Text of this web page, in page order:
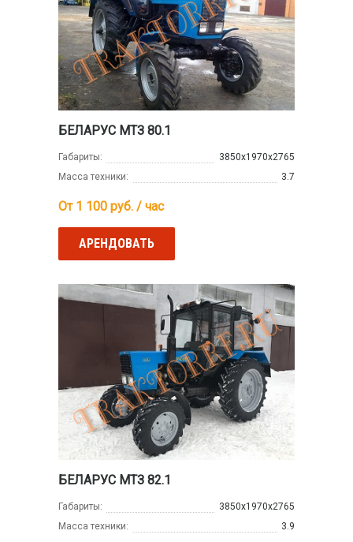
БЕЛАРУС МТЗ 80.1
Габариты:
3850х1970х2765
Масса техники:
3.7
От 1 100 руб. / час
АРЕНДОВАТЬ
БЕЛАРУС МТЗ 82.1
Габариты:
3850х1970х2765
Масса техники:
3.9